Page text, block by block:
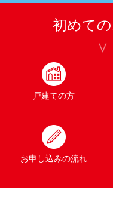
初めて
戸建ての方
お申し込みの流れ